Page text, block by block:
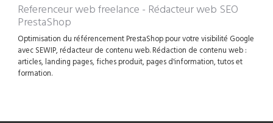
Referenceur web freelance - Rédacteur web SEO
PrestaShop
Optimisation du référencement PrestaShop pour votre visibilité Google
avec SEWIP, rédacteur de contenu web. Rédaction de contenu web :
articles, landing pages, fiches produit, pages d'information, tutos et
formation.